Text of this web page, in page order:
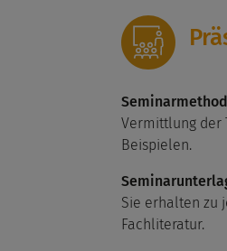
Vermittlung der
Beispielen.
Sie erhalten zu
Fachliteratur.